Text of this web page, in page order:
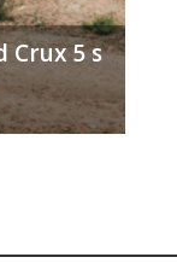
Crux 5 s